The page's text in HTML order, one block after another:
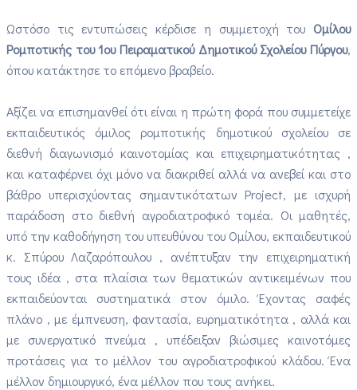
Ωστόσο τις εντυπώσεις κέρδισε η συμμετοχή του Ομίλου
Ρομποτικής του 1ου Πειραματικού Δημοτικού Σχολείου Πύργου,
όπου κατάκτησε το επόμενο βραβείο.
Αξίζει να επισημανθεί ότι είναι η πρώτη φορά που συμμετείχε
εκπαιδευτικός όμιλος ρομποτικής δημοτικού σχολείου σε
διεθνή διαγωνισμό καινοτομίας και επιχειρηματικότητας ,
και καταφέρνει όχι μόνο να διακριθεί αλλά να ανεβεί και στο
βάθρο υπερισχύοντας σημαντικότατων Project, με ισχυρή
παράδοση στο διεθνή αγροδιατροφικό τομέα. Οι μαθητές,
υπό την καθοδήγηση του υπευθύνου του Ομίλου, εκπαιδευτικού
κ. Σπύρου Λαζαρόπουλου , ανέπτυξαν την επιχειρηματική
τους ιδέα , στα πλαίσια των θεματικών αντικειμένων που
εκπαιδεύονται συστηματικά στον όμιλο. Έχοντας σαφές
πλάνο , με έμπνευση, φαντασία, ευρηματικότητα , αλλά και
με συνεργατικό πνεύμα , υπέδειξαν βιώσιμες καινοτόμες
προτάσεις για το μέλλον του αγροδιατροφικού κλάδου. Ένα
μέλλον δημιουργικό, ένα μέλλον που τους ανήκει.